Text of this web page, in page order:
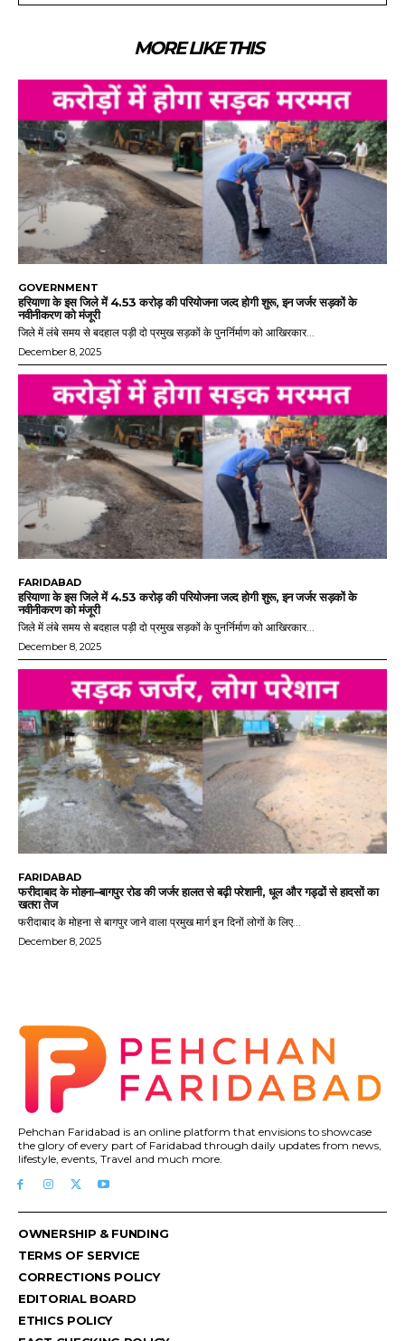
MORE LIKE THIS
GOVERNMENT
हरियाणा के इस जिले में 4.53 करोड़ की परियोजना जल्द होगी शुरू, इन जर्जर सड़कों के
नवीनीकरण को मंजूरी
जिले में लंबे समय से बदहाल पड़ी दो प्रमुख सड़कों के पुनर्निर्माण को आखिरकार...
December 8, 2025
FARIDABAD
हरियाणा के इस जिले में 4.53 करोड़ की परियोजना जल्द होगी शुरू, इन जर्जर सड़कों के
नवीनीकरण को मंजूरी
जिले में लंबे समय से बदहाल पड़ी दो प्रमुख सड़कों के पुनर्निर्माण को आखिरकार...
December 8, 2025
FARIDABAD
फरीदाबाद के मोहना–बागपुर रोड की जर्जर हालत से बढ़ी परेशानी, धूल और गड्ढों से हादसों का
खतरा तेज
फरीदाबाद के मोहना से बागपुर जाने वाला प्रमुख मार्ग इन दिनों लोगों के लिए...
December 8, 2025
Pehchan Faridabad is an online platform that envisions to showcase
the glory of every part of Faridabad through daily updates from news,
lifestyle, events, Travel and much more.
OWNERSHIP & FUNDING
TERMS OF SERVICE
CORRECTIONS POLICY
EDITORIAL BOARD
ETHICS POLICY